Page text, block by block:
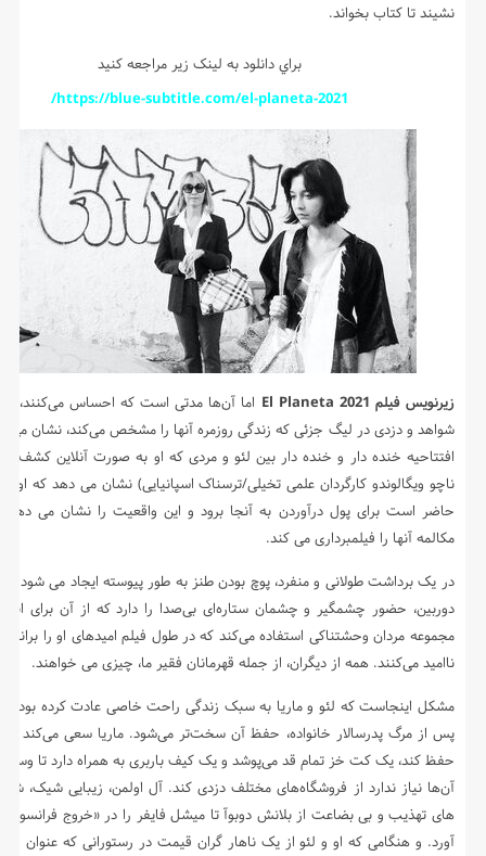
نشیند تا کتاب بخواند.
براي دانلود به لينک زير مراجعه کنيد
https://blue-subtitle.com/el-planeta-2021/
زیرنویس فیلم El Planeta 2021
اما آن‌ها مدتی است که احساس می‌کنند،
شواهد و دزدی در لیگ جزئی که زندگی روزمره آنها را مشخص می‌کند، نشان
افتتاحیه خنده دار و خنده دار بین لئو و مردی که او به صورت آنلاین کشف
ناچو ویگالوندو کارگردان علمی تخیلی/ترسناک اسپانیایی) نشان می دهد که او تا
حاضر است برای پول درآوردن به آنجا برود و این واقعیت را نشان می دهد
مکالمه آنها را فیلمبرداری می کند.
در یک برداشت طولانی و منفرد، پوچ بودن طنز به طور پیوسته ایجاد می شود.
دوربین، حضور چشمگیر و چشمان ستاره‌ای بی‌صدا را دارد که از آن برای
مجموعه مردان وحشتناکی استفاده می‌کند که در طول فیلم امیدهای او را
ناامید می‌کنند. همه از دیگران، از جمله قهرمانان فقیر ما، چیزی می خواهند.
مشکل اینجاست که لئو و ماریا به سبک زندگی راحت خاصی عادت کرده
پس از مرگ پدرسالار خانواده، حفظ آن سخت‌تر می‌شود. ماریا سعی می‌کند
حفظ کند، یک کت خز تمام قد می‌پوشد و یک کیف باربری به همراه دارد تا
آن‌ها نیاز ندارد از فروشگاه‌های مختلف دزدی کند. آل اولمن، زیبایی شیک،
های تهذیب و بی بضاعت از بلانش دوبوآ تا میشل فایفر را در «خروج فرانسوی»
آورد. و هنگامی که او و لئو از یک ناهار گران قیمت در رستورانی که عنوان